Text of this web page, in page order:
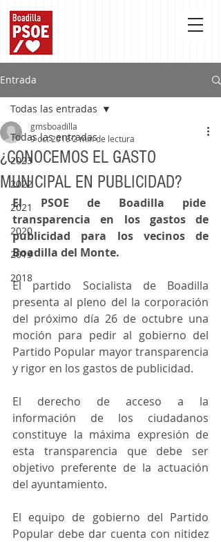
Entrada
Todas las entradas
2023
2022
2021
2020
2019
2018
Todas las entradas
¿CONOCEMOS EL GASTO
MUNICIPAL EN PUBLICIDAD?
gmsboadilla
9 oct 20182 min de lectura
El PSOE de Boadilla pide
transparencia en los gastos de
publicidad para los vecinos de
Boadilla del Monte.
El partido Socialista de Boadilla
presenta al pleno del la corporación
del próximo día 26 de octubre una
moción para pedir al gobierno del
Partido Popular mayor transparencia
y rigor en los gastos de publicidad.
El derecho de acceso a la
información de los ciudadanos
constituye la máxima expresión de
esta transparencia que debe ser
objetivo preferente de la actuación
del ayuntamiento.
El equipo de gobierno del Partido
Popular debe dar cuenta con nitidez